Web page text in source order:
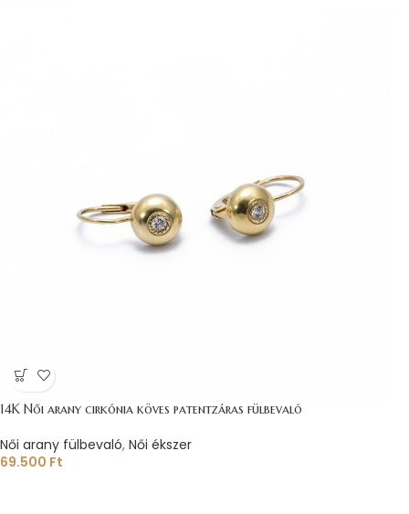
14K Női arany cirkónia köves patentzáras fülbevaló
Női arany fülbevaló, Női ékszer
69.500 Ft